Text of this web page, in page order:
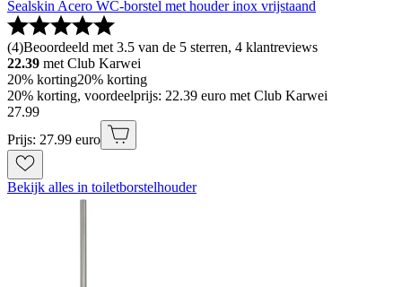
Sealskin Acero WC-borstel met houder inox vrijstaand
(4)Beoordeeld met 3.5 van de 5 sterren, 4 klantreviews
22.39 met Club Karwei
20% korting20% korting
20% korting, voordeelprijs: 22.39 euro met Club Karwei
27.99
Prijs: 27.99 euro
Bekijk alles in toiletborstelhouder